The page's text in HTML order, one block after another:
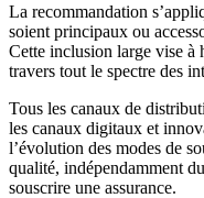
La recommandation
soient principaux ou
Cette inclusion large vise à
travers tout le spectre des
Tous les canaux de
les canaux digitaux et
l’évolution des modes de
qualité, indépendamment
souscrire une assurance.